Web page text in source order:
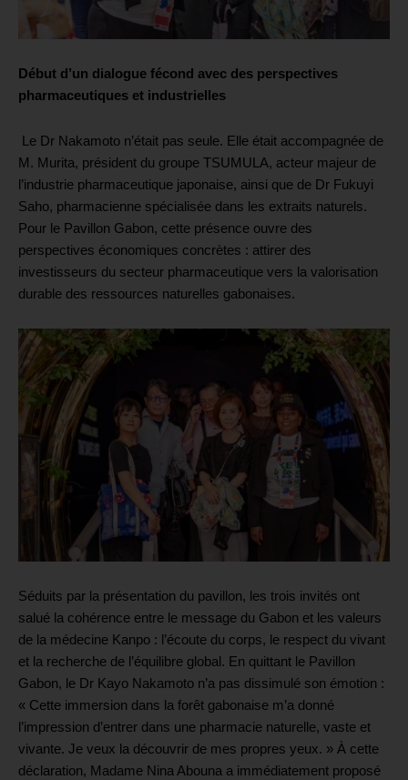
Début d’un dialogue fécond avec des perspectives
pharmaceutiques et industrielles
Le Dr Nakamoto n’était pas seule. Elle était accompagnée de
M. Murita, président du groupe TSUMULA, acteur majeur de
l’industrie pharmaceutique japonaise, ainsi que de Dr Fukuyi
Saho, pharmacienne spécialisée dans les extraits naturels.
Pour le Pavillon Gabon, cette présence ouvre des
perspectives économiques concrètes : attirer des
investisseurs du secteur pharmaceutique vers la valorisation
durable des ressources naturelles gabonaises.
Séduits par la présentation du pavillon, les trois invités ont
salué la cohérence entre le message du Gabon et les valeurs
de la médecine Kanpo : l’écoute du corps, le respect du vivant
et la recherche de l’équilibre global. En quittant le Pavillon
Gabon, le Dr Kayo Nakamoto n’a pas dissimulé son émotion :
« Cette immersion dans la forêt gabonaise m’a donné
l’impression d’entrer dans une pharmacie naturelle, vaste et
vivante. Je veux la découvrir de mes propres yeux. » À cette
déclaration, Madame Nina Abouna a immédiatement proposé